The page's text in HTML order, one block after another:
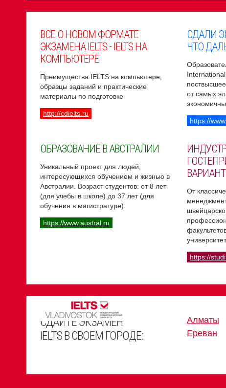
ВСЕ О НОВОМ ФОРМАТЕ
ЭКЗАМЕНА IELTS - IELTS НА
КОМПЬЮТЕРЕ
Преимущества IELTS на компьютере,
образцы заданий и практические
материалы по подготовке
http://cdielts.ru
СДАЛИ
ЧТО
от самых
https://
ОБРАЗОВАНИЕ В АВСТРАЛИИ
Уникальный проект для людей,
интересующихся обучением и жизнью в
Австралии. Возраст студентов: от 8 лет
(для учебы в школе) до 37 лет (для
обучения в магистратуре).
https://www.austral.ru
От
https://
СДАЙТЕ ЭКЗАМЕН
IELTS В СВОЕМ ГОРОДЕ:
Алматы
Ереван